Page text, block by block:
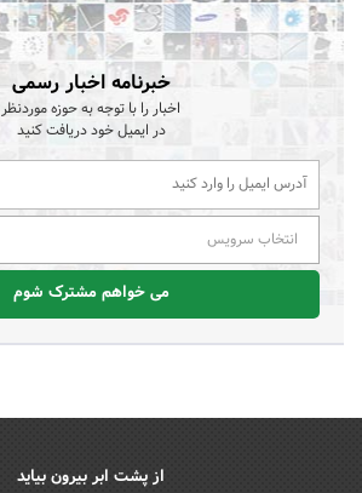
خبرنامه اخبار رسمی
اخبار را با توجه به حوزه موردنظر
در ایمیل خود دریافت کنید
انتخاب سرویس
می خواهم مشترک شوم
از پشت ابر بیرون بیاید